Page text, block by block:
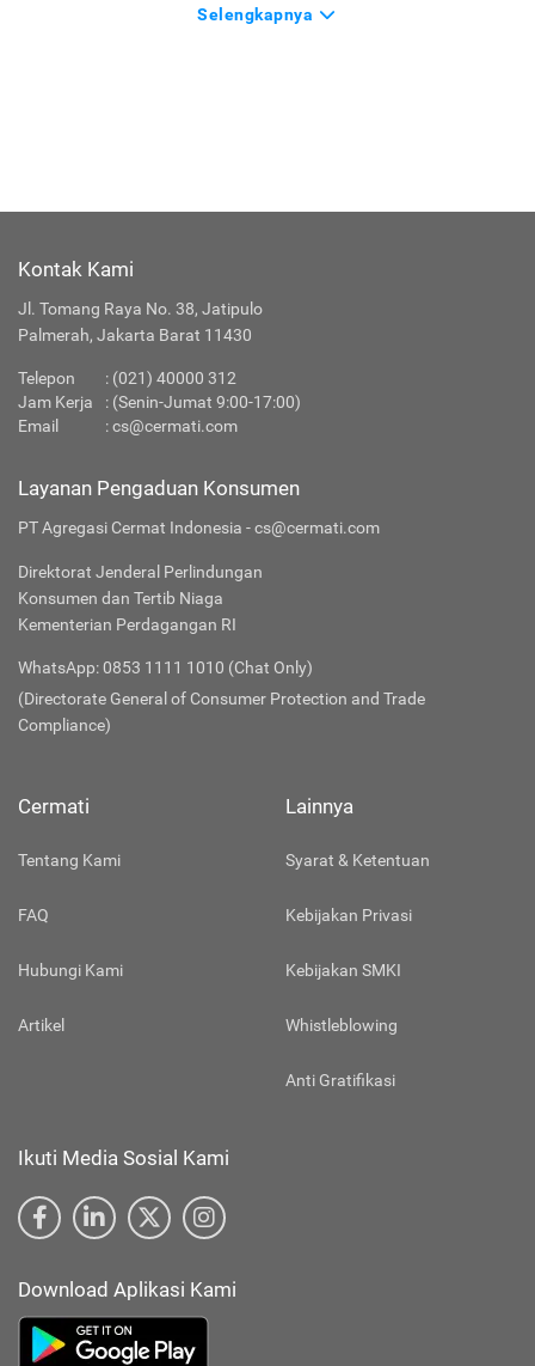
Selengkapnya
Kontak Kami
Jl. Tomang Raya No. 38, Jatipulo
Palmerah, Jakarta Barat 11430
Telepon : (021) 40000 312
Jam Kerja
: (Senin-Jumat 9:00-17:00)
Email
:cs@cermati.com
Layanan Pengaduan Konsumen
PT Agregasi Cermat Indonesia - cs@cermati.com
Direktorat Jenderal Perlindungan
Konsumen dan Tertib Niaga
Kementerian Perdagangan RI
WhatsApp: 0853 1111 1010 (Chat Only)
(Directorate General of Consumer Protection and Trade
Compliance)
Cermati
Tentang Kami
FAQ
Hubungi Kami
Artikel
Lainnya
Syarat & Ketentuan
Kebijakan Privasi
Kebijakan SMKI
Whistleblowing
Anti Gratifikasi
Ikuti Media Sosial Kami
Download Aplikasi Kami